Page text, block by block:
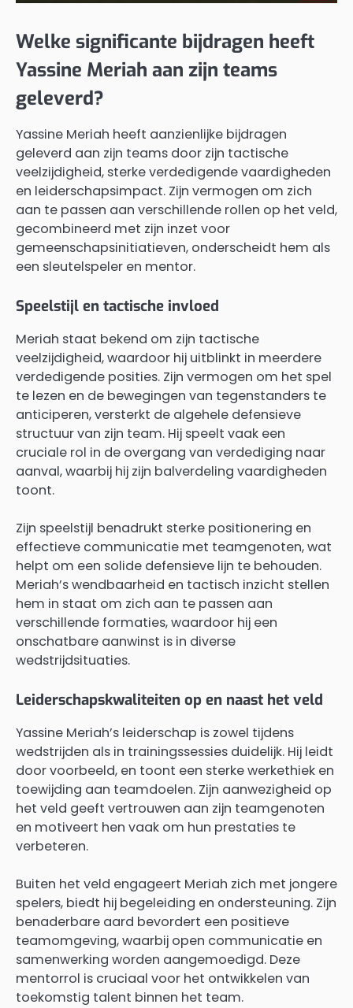
Welke significante bijdragen heeft
Yassine Meriah aan zijn teams
geleverd?
Yassine Meriah heeft aanzienlijke bijdragen
geleverd aan zijn teams door zijn tactische
veelzijdigheid, sterke verdedigende vaardigheden
en leiderschapsimpact. Zijn vermogen om zich
aan te passen aan verschillende rollen op het veld,
gecombineerd met zijn inzet voor
gemeenschapsinitiatieven, onderscheidt hem als
een sleutelspeler en mentor.
Speelstijl en tactische invloed
Meriah staat bekend om zijn tactische
veelzijdigheid, waardoor hij uitblinkt in meerdere
verdedigende posities. Zijn vermogen om het spel
te lezen en de bewegingen van tegenstanders te
anticiperen, versterkt de algehele defensieve
structuur van zijn team. Hij speelt vaak een
cruciale rol in de overgang van verdediging naar
aanval, waarbij hij zijn balverdeling vaardigheden
toont.
Zijn speelstijl benadrukt sterke positionering en
effectieve communicatie met teamgenoten, wat
helpt om een solide defensieve lijn te behouden.
Meriah’s wendbaarheid en tactisch inzicht stellen
hem in staat om zich aan te passen aan
verschillende formaties, waardoor hij een
onschatbare aanwinst is in diverse
wedstrijdsituaties.
Leiderschapskwaliteiten op en naast het veld
Yassine Meriah’s leiderschap is zowel tijdens
wedstrijden als in trainingssessies duidelijk. Hij leidt
door voorbeeld, en toont een sterke werkethiek en
toewijding aan teamdoelen. Zijn aanwezigheid op
het veld geeft vertrouwen aan zijn teamgenoten
en motiveert hen vaak om hun prestaties te
verbeteren.
Buiten het veld engageert Meriah zich met jongere
spelers, biedt hij begeleiding en ondersteuning. Zijn
benaderbare aard bevordert een positieve
teamomgeving, waarbij open communicatie en
samenwerking worden aangemoedigd. Deze
mentorrol is cruciaal voor het ontwikkelen van
toekomstig talent binnen het team.